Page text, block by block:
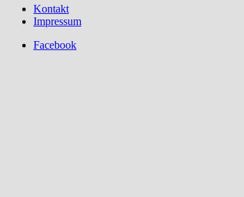
Kontakt
Impressum
Facebook